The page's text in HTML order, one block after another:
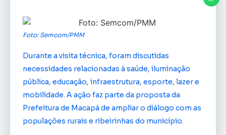
Foto: Semcom/PMM
Durante a visita técnica, foram discutidas
necessidades relacionadas à saúde, iluminação
pública, educação, infraestrutura, esporte, lazer e
mobilidade. A ação faz parte da proposta da
Prefeitura de Macapá de ampliar o diálogo com as
populações rurais e ribeirinhas do município.